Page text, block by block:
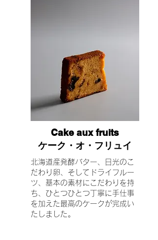
Cake aux fruits
ケーク・オ・フリュイ
北海道産発酵バター、日光のこ
だわり卵、そしてドライフルー
ツ、基本の素材にこだわりを持
ち、ひとつひとつ丁寧に手仕事
を加えた最高のケークが完成い
たしました。